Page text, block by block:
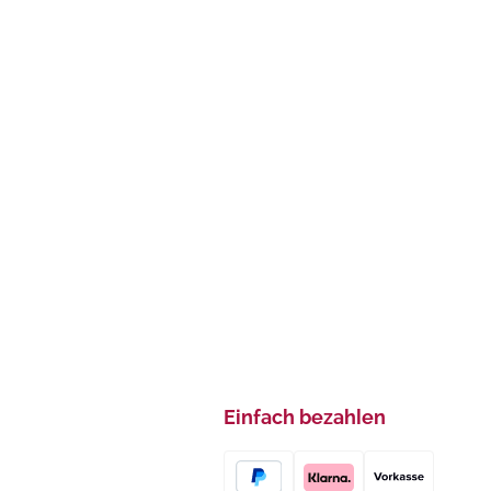
Einfach bezahlen